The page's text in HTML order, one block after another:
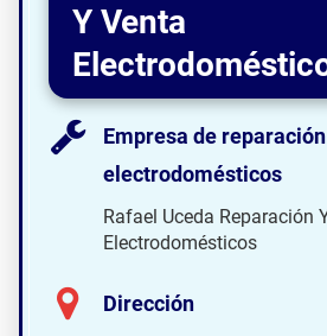
Y Venta
Empresa de
electrodomésticos
Rafael Uceda Reparación
Electrodomésticos
Dirección